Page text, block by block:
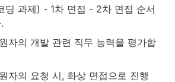
딩 과제) - 1차 면접 - 2차 면접 순서
자의 개발 관련 직무 능력을 평가합
자의 요청 시, 화상 면접으로 진행